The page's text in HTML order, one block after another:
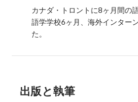
カナダ・トロントに8ヶ月間の
語学学校6ヶ月、海外インター
た。
出版と執筆